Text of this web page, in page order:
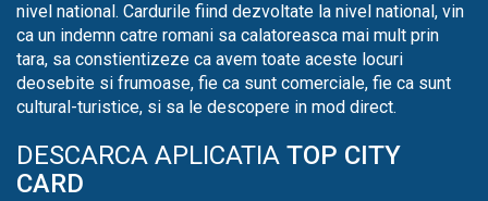
nivel national. Cardurile fiind dezvoltate la nivel national, vin
ca un indemn catre romani sa calatoreasca mai mult prin
tara, sa constientizeze ca avem toate aceste locuri
deosebite si frumoase, fie ca sunt comerciale, fie ca sunt
cultural-turistice, si sa le descopere in mod direct.
DESCARCA APLICATIA TOP CITY
CARD